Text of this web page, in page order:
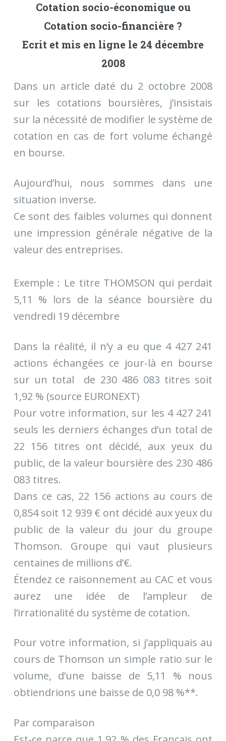
Cotation socio-économique ou
Cotation socio-financière ?
Ecrit et mis en ligne le 24 décembre
2008
Dans un article daté du 2 octobre 2008
sur les cotations boursières, j’insistais
sur la nécessité de modifier le système de
cotation en cas de fort volume échangé
en bourse.
Aujourd’hui, nous sommes dans une
situation inverse.
Ce sont des faibles volumes qui donnent
une impression générale négative de la
valeur des entreprises.
Exemple : Le titre THOMSON qui perdait
5,11 % lors de la séance boursière du
vendredi 19 décembre
Dans la réalité, il n’y a eu que 4 427 241
actions échangées ce jour-là en bourse
sur un total de 230 486 083 titres soit
1,92 % (source EURONEXT)
Pour votre information, sur les 4 427 241
seuls les derniers échanges d’un total de
22 156 titres ont décidé, aux yeux du
public, de la valeur boursière des 230 486
083 titres.
Dans ce cas, 22 156 actions au cours de
0,854 soit 12 939 € ont décidé aux yeux du
public de la valeur du jour du groupe
Thomson. Groupe qui vaut plusieurs
centaines de millions d’€.
Étendez ce raisonnement au CAC et vous
aurez une idée de l’ampleur de
l’irrationalité du système de cotation.
Pour votre information, si j’appliquais au
cours de Thomson un simple ratio sur le
volume, d’une baisse de 5,11 % nous
obtiendrions une baisse de 0,0 98 %**.
Par comparaison